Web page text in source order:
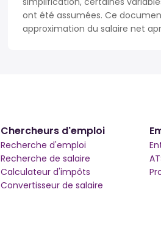
ont été assumées. Ce
approximation du salaire net
Chercheurs d'emploi
Recherche d'emploi
Recherche de salaire
Calculateur d'impôts
Convertisseur de salaire